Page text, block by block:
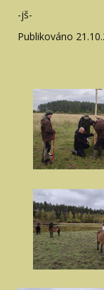
-jš-
Publikováno